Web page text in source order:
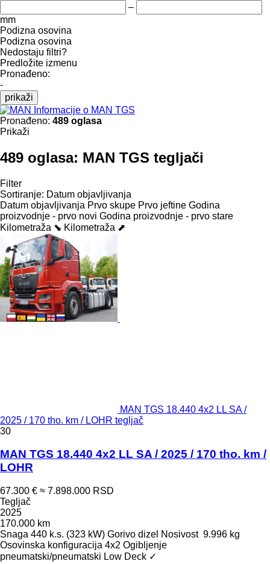
–
mm
Podizna osovina
Podizna osovina
Nedostaju filtri?
Predložite izmenu
Pronađeno:
-
prikaži
Informacije o MAN TGS
Pronađeno: 489 oglasa
Prikaži
489 oglasa: MAN TGS tegljači
Filter
Sortiranje: Datum objavljivanja
Datum objavljivanja Prvo skupe Prvo jeftine Godina
proizvodnje - prvo novi Godina proizvodnje - prvo stare
Kilometraža ⬊ Kilometraža ⬈
MAN TGS 18.440 4x2 LL SA /
2025 / 170 tho. km / LOHR tegljač
30
MAN TGS 18.440 4x2 LL SA / 2025 / 170 tho. km /
LOHR
67.300 € ≈ 7.898.000 RSD
Tegljač
2025
170.000 km
Snaga 440 k.s. (323 kW) Gorivo dizel Nosivost 9.996 kg
Osovinska konfiguracija 4x2 Ogibljenje
pneumatski/pneumatski Low Deck ✓